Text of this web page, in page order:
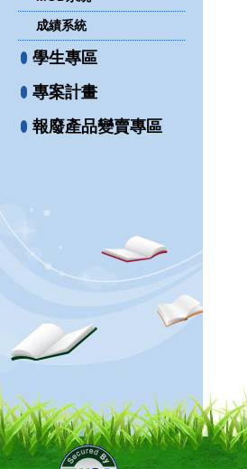
成績系統
學生專區
專案計畫
報廢產品變賣專區